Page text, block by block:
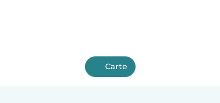
Carte